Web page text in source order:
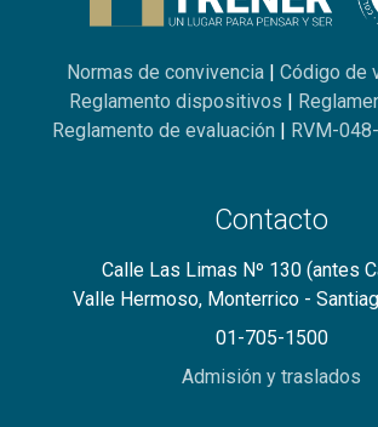
Normas de convivencia | Código de
Reglamento dispositivos |
Reglamento de evaluación | RVM-
Contacto
Calle Las Limas Nº 130 (antes
Valle Hermoso, Monterrico -
01-705-1500
Admisión y traslados